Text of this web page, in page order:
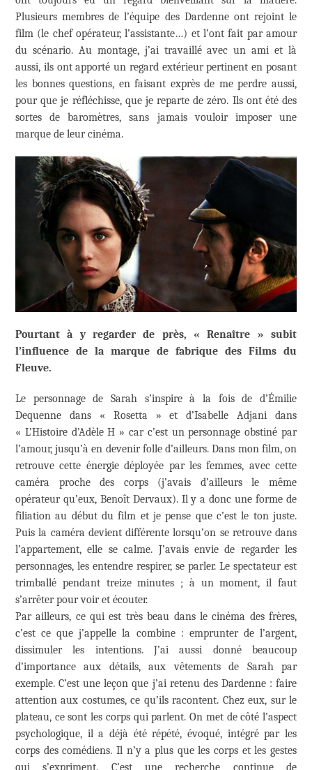
Plusieurs membres de l’équipe des Dardenne ont rejoint le
film (le chef opérateur, l’assistante…) et l’ont fait par amour
du scénario. Au montage, j’ai travaillé avec un ami et là
aussi, ils ont apporté un regard extérieur pertinent en posant
les bonnes questions, en faisant exprès de me perdre aussi,
pour que je réfléchisse, que je reparte de zéro. Ils ont été des
sortes de baromètres, sans jamais vouloir imposer une
marque de leur cinéma.
Pourtant à y regarder de près, « Renaître » subit
l’influence de la marque de fabrique des Films du
Fleuve.
Le personnage de Sarah s’inspire à la fois de d’Émilie
Dequenne dans « Rosetta » et d’Isabelle Adjani dans
« L’Histoire d’Adèle H » car c’est un personnage obstiné par
l’amour, jusqu’à en devenir folle d’ailleurs. Dans mon film, on
retrouve cette énergie déployée par les femmes, avec cette
caméra proche des corps (j’avais d’ailleurs le même
opérateur qu’eux, Benoît Dervaux). Il y a donc une forme de
filiation au début du film et je pense que c’est le ton juste.
Puis la caméra devient différente lorsqu’on se retrouve dans
l’appartement, elle se calme. J’avais envie de regarder les
personnages, les entendre respirer, se parler. Le spectateur est
trimballé pendant treize minutes ; à un moment, il faut
s’arrêter pour voir et écouter.
Par ailleurs, ce qui est très beau dans le cinéma des frères,
c’est ce que j’appelle la combine : emprunter de l’argent,
dissimuler les intentions. J’ai aussi donné beaucoup
d’importance aux détails, aux vêtements de Sarah par
exemple. C’est une leçon que j’ai retenu des Dardenne : faire
attention aux costumes, ce qu’ils racontent. Chez eux, sur le
plateau, ce sont les corps qui parlent. On met de côté l’aspect
psychologique, il a déjà été répété, évoqué, intégré par les
corps des comédiens. Il n’y a plus que les corps et les gestes
qui s’expriment. C’est une recherche continue de